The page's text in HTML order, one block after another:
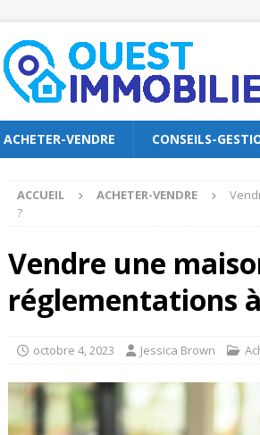
ACHETER-VENDRE CONSEILS-
ACCUEIL ACHETER-VENDRE
?
Vendre une
réglementations
octobre 4, 2023 Jessica Brown